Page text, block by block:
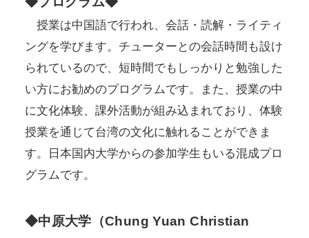
授業は中国語で行われ、会話・読解・ライティ
ングを学びます。チューターとの会話時間も設け
られているので、短時間でもしっかりと勉強した
い方にお勧めのプログラムです。また、授業の中
に文化体験、課外活動が組み込まれており、体験
授業を通じて台湾の文化に触れることができま
す。日本国内大学からの参加学生もいる混成プロ
グラムです。
◆中原大学（Chung Yuan Christian